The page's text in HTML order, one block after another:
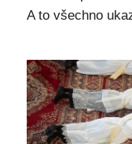
A to všechno